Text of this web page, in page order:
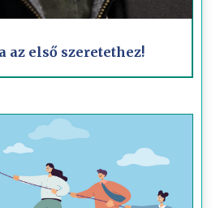
az első szeretethez!